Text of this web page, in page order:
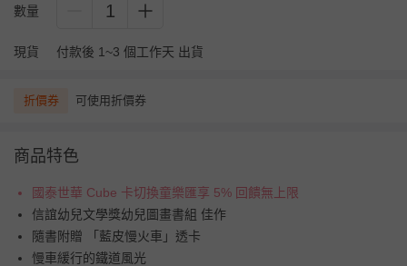
數量 1
現貨 付款後 1~3 個工作天 出貨
折價券 可使用折價券
商品特色
國泰世華 Cube 卡切換童樂匯享 5% 回饋無上限
信誼幼兒文學獎幼兒圖畫書組 佳作
隨書附贈 「藍皮慢火車」透卡
慢車緩行的鐵道風光